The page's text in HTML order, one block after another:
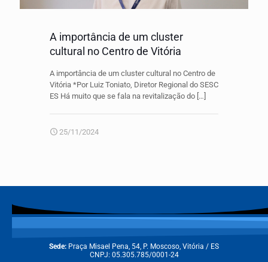
A importância de um cluster
cultural no Centro de Vitória
A importância de um cluster cultural no Centro de
Vitória *Por Luiz Toniato, Diretor Regional do SESC
ES Há muito que se fala na revitalização do […]
25/11/2024
Sede: Praça Misael Pena, 54, P. Moscoso, Vitória / ES
CNPJ: 05.305.785/0001-24